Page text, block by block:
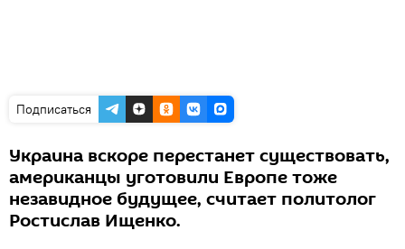
Подписаться
Украина вскоре перестанет существовать,
американцы уготовили Европе тоже
незавидное будущее, считает политолог
Ростислав Ищенко.